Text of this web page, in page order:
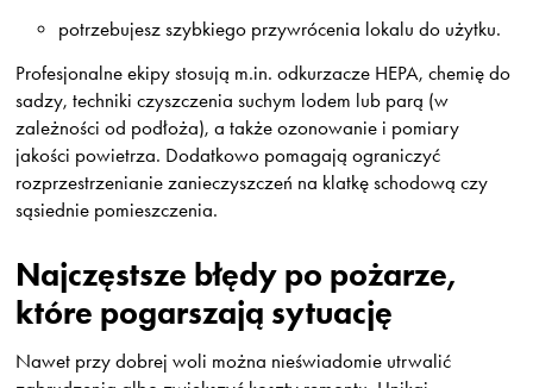
potrzebujesz szybkiego przywrócenia lokalu do użytku.
Profesjonalne ekipy stosują m.in. odkurzacze HEPA, chemię do
sadzy, techniki czyszczenia suchym lodem lub parą (w
zależności od podłoża), a także ozonowanie i pomiary
jakości powietrza. Dodatkowo pomagają ograniczyć
rozprzestrzenianie zanieczyszczeń na klatkę schodową czy
sąsiednie pomieszczenia.
Najczęstsze błędy po pożarze,
które pogarszają sytuację
Nawet przy dobrej woli można nieświadomie utrwalić